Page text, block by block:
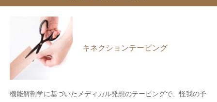
キネクションテーピング
機能解剖学に基づいたメディカル発想のテーピングで、怪我の予